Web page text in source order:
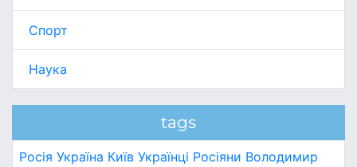
Спорт
Наука
tags
Росія Україна Київ Українці Росіяни Володимир